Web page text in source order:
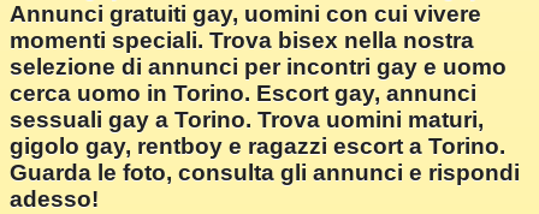
Annunci gratuiti gay, uomini con cui vivere
momenti speciali. Trova bisex nella nostra
selezione di annunci per incontri gay e uomo
cerca uomo in Torino. Escort gay, annunci
sessuali gay a Torino. Trova uomini maturi,
gigolo gay, rentboy e ragazzi escort a Torino.
Guarda le foto, consulta gli annunci e rispondi
adesso!